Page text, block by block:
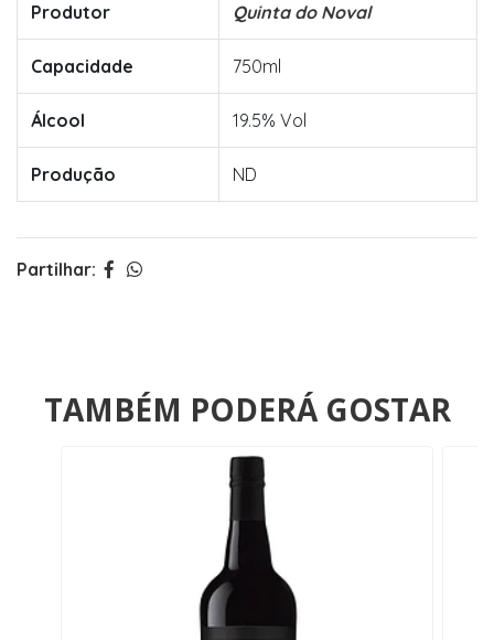
Produtor Quinta do Noval
Capacidade 750ml
Álcool 19.5% Vol
Produção ND
Partilhar:
TAMBÉM PODERÁ GOSTAR